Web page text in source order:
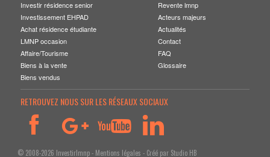
Investir résidence senior
Investissement EHPAD
Achat résidence étudiante
LMNP occasion
Affaire/Tourisme
Biens à la vente
Biens vendus
Revente lmnp
Acteurs majeurs
Actualités
Contact
FAQ
Glossaire
RETROUVEZ NOUS SUR LES RÉSEAUX SOCIAUX
© 2008-2026 Investirlmnp - Mentions légales - Créé par Studio HB